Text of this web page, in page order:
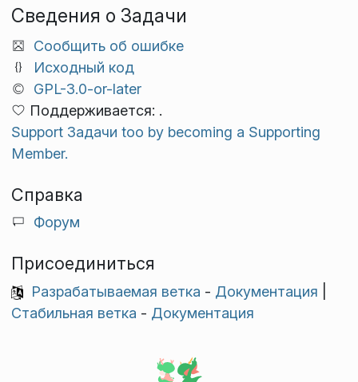
Сведения о Задачи
Сообщить об ошибке
Исходный код
GPL-3.0-or-later
Поддерживается: .
Support Задачи too by becoming a Supporting
Member.
Справка
Форум
Присоединиться
Разрабатываемая ветка - Документация
Стабильная ветка - Документация